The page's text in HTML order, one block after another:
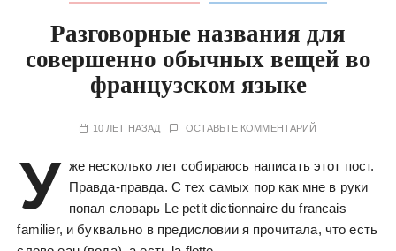
Разговорные названия для
совершенно обычных вещей во
французском языке
10 ЛЕТ НАЗАД ОСТАВЬТЕ КОММЕНТАРИЙ
У же несколько лет собираюсь написать этот пост.
Правда-правда. С тех самых пор как мне в руки
попал словарь Le petit dictionnaire du francais
familier, и буквально в предисловии я прочитала, что есть